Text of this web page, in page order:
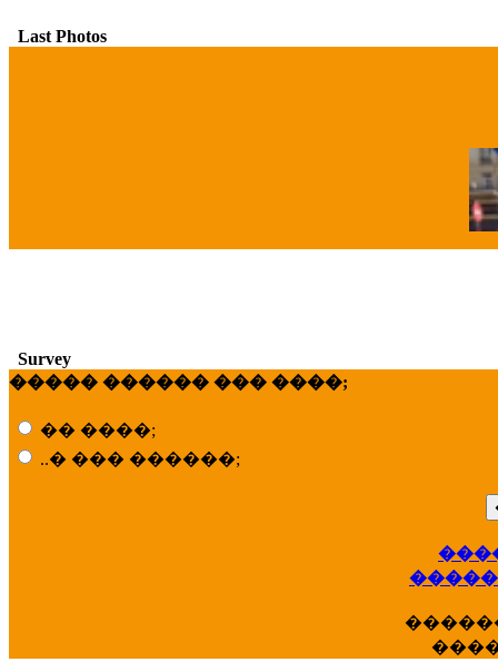
Last Photos
Survey
����� ������ ��� ����;
�� ����;
..� ��� ������;